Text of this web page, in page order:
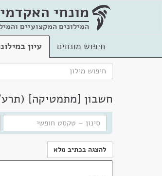
מונחי
המילונים המקצועיים
חיפוש מונחים עיון
חשבון [מתמטיקה]
להצגה בכתיב מלא